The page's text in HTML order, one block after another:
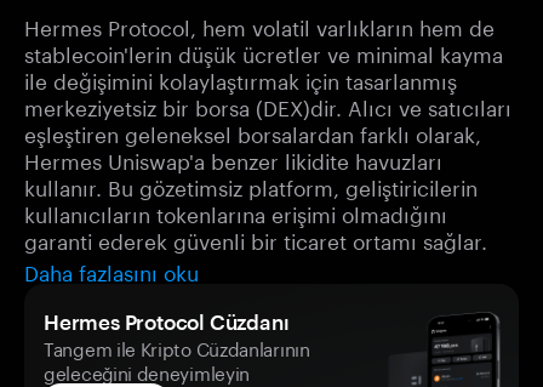
Hermes Protocol, hem volatil varlıkların hem de
stablecoin'lerin düşük ücretler ve minimal kayma
ile değişimini kolaylaştırmak için tasarlanmış
merkeziyetsiz bir borsa (DEX)dir. Alıcı ve satıcıları
eşleştiren geleneksel borsalardan farklı olarak,
Hermes Uniswap'a benzer likidite havuzları
kullanır. Bu gözetimsiz platform, geliştiricilerin
kullanıcıların tokenlarına erişimi olmadığını
garanti ederek güvenli bir ticaret ortamı sağlar.
Daha fazlasını oku
Hermes Protocol Cüzdanı
Tangem ile Kripto Cüzdanlarının
geleceğini deneyimleyin